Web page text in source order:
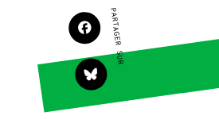
Agir au quotidien
Soutenir les
campagnes
Transmettre tout ou
partie de son
patrimoine
Télécharger
PARTAGER SUR